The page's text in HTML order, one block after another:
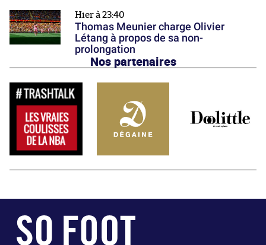
Hier à 23:40
Thomas Meunier charge Olivier
Létang à propos de sa non-
prolongation
Nos partenaires